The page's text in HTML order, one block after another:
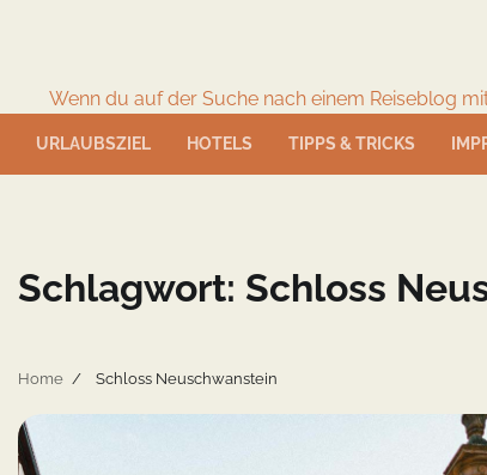
Wenn du auf der Suche nach einem Reiseblog
URLAUBSZIEL HOTELS TIPPS & TRICKS
Schlagwort: Schloss
Home Schloss Neuschwanstein